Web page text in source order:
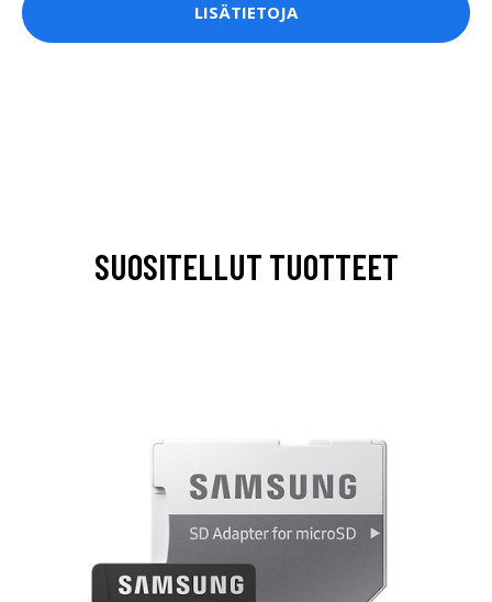
LISÄTIETOJA
SUOSITELLUT TUOTTEET